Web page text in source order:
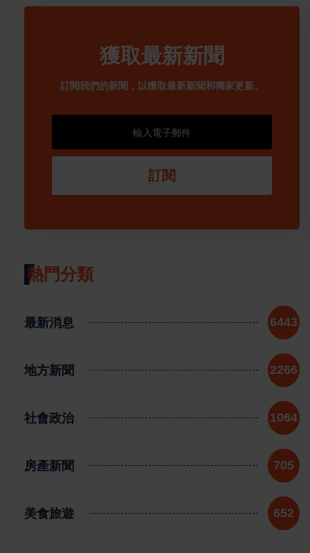
獲取最新新聞
訂閱我們的新聞，以獲取最新新聞和獨家更新。
訂閱
熱門分類
最新消息 6443
地方新聞 2266
社會政治 1064
房產新聞 705
美食旅遊 652